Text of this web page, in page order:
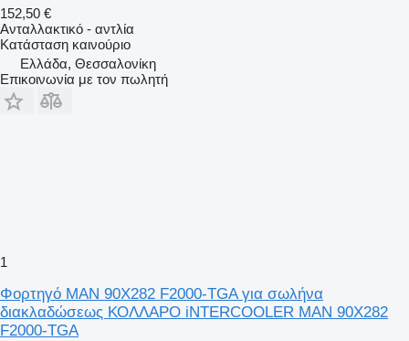
152,50 €
Ανταλλακτικό - αντλία
Κατάσταση καινούριο
Ελλάδα, Θεσσαλονίκη
Επικοινωνία με τον πωλητή
1
Φορτηγό MAN 90X282 F2000-TGA για σωλήνα
διακλαδώσεως ΚΟΛΛΑΡΟ iNTERCOOLER MAN 90X282
F2000-TGA